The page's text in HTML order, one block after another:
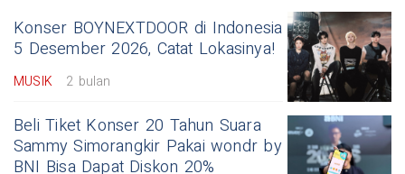
Konser BOYNEXTDOOR di Indonesia
5 Desember 2026, Catat Lokasinya!
MUSIK 2 bulan
Beli Tiket Konser 20 Tahun Suara
Sammy Simorangkir Pakai wondr by
BNI Bisa Dapat Diskon 20%